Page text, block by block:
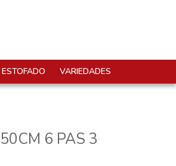
VARIEDADES
6 PAS 3